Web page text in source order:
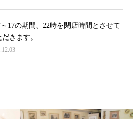
～17の期間、22時を閉店時間とさせて
きます。